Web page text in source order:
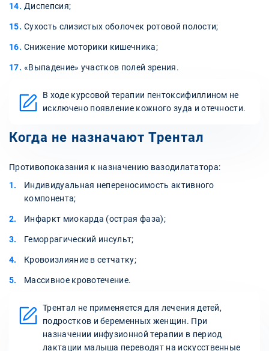
Диспепсия;
Сухость слизистых оболочек ротовой полости;
Снижение моторики кишечника;
«Выпадение» участков полей зрения.
В ходе курсовой терапии пентоксифиллином не
исключено появление кожного зуда и отечности.
Когда не назначают Трентал
Противопоказания к назначению вазодилататора:
Индивидуальная непереносимость активного
компонента;
Инфаркт миокарда (острая фаза);
Геморрагический инсульт;
Кровоизлияние в сетчатку;
Массивное кровотечение.
Трентал не применяется для лечения детей,
подростков и беременных женщин. При
назначении инфузионной терапии в период
лактации малыша переводят на искусственные